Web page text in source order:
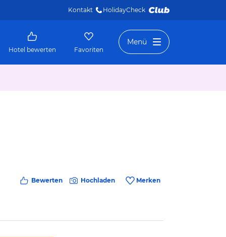
Kontakt HolidayCheck
Hotel bewerten Favoriten
Menü
Bewerten Hochladen Merken